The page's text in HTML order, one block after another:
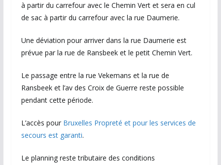
à partir du carrefour avec le Chemin Vert et sera en cul
de sac à partir du carrefour avec la rue Daumerie.
Une déviation pour arriver dans la rue Daumerie est
prévue par la rue de Ransbeek et le petit Chemin Vert.
Le passage entre la rue Vekemans et la rue de
Ransbeek et l’av des Croix de Guerre reste possible
pendant cette période.
L’accès pour Bruxelles Propreté et pour les services de
secours est garanti.
Le planning reste tributaire des conditions